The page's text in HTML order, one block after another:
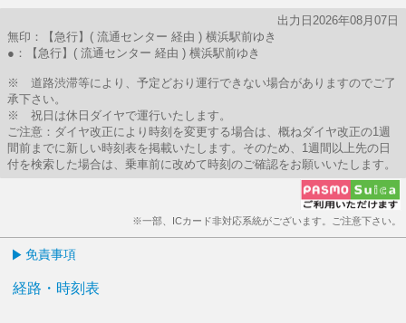
出力日2026年08月07日
無印：【急行】( 流通センター 経由 ) 横浜駅前ゆき
●：【急行】( 流通センター 経由 ) 横浜駅前ゆき
※ 道路渋滞等により、予定どおり運行できない場合がありますのでご了
承下さい。
※ 祝日は休日ダイヤで運行いたします。
ご注意：ダイヤ改正により時刻を変更する場合は、概ねダイヤ改正の1週
間前までに新しい時刻表を掲載いたします。そのため、1週間以上先の日
付を検索した場合は、乗車前に改めて時刻のご確認をお願いいたします。
※一部、ICカード非対応系統がございます。ご注意下さい。
免責事項
経路・時刻表